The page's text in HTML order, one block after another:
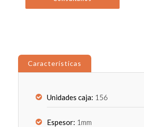
Características
Unidades caja: 156
Espesor: 1mm